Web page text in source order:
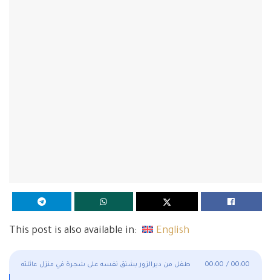
This post is also available in: English
طفل من ديرالزور يشنق نفسه على شجرة في منزل عائلته 00:00 / 00:00